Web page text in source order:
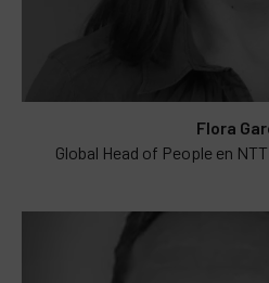
Flora
Global Head of People en